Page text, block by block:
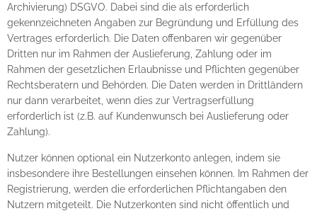
Archivierung) DSGVO. Dabei sind die als erforderlich
gekennzeichneten Angaben zur Begründung und Erfüllung des
Vertrages erforderlich. Die Daten offenbaren wir gegenüber
Dritten nur im Rahmen der Auslieferung, Zahlung oder im
Rahmen der gesetzlichen Erlaubnisse und Pflichten gegenüber
Rechtsberatern und Behörden. Die Daten werden in Drittländern
nur dann verarbeitet, wenn dies zur Vertragserfüllung
erforderlich ist (z.B. auf Kundenwunsch bei Auslieferung oder
Zahlung).
Nutzer können optional ein Nutzerkonto anlegen, indem sie
insbesondere ihre Bestellungen einsehen können. Im Rahmen der
Registrierung, werden die erforderlichen Pflichtangaben den
Nutzern mitgeteilt. Die Nutzerkonten sind nicht öffentlich und